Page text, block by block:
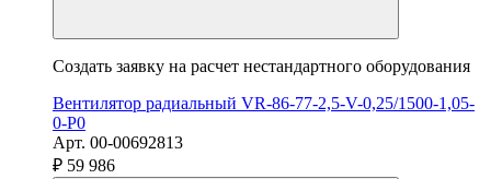
Создать заявку на расчет нестандартного оборудования
Вентилятор радиальный VR-86-77-2,5-V-0,25/1500-1,05-
0-P0
Арт. 00-00692813
₽ 59 986